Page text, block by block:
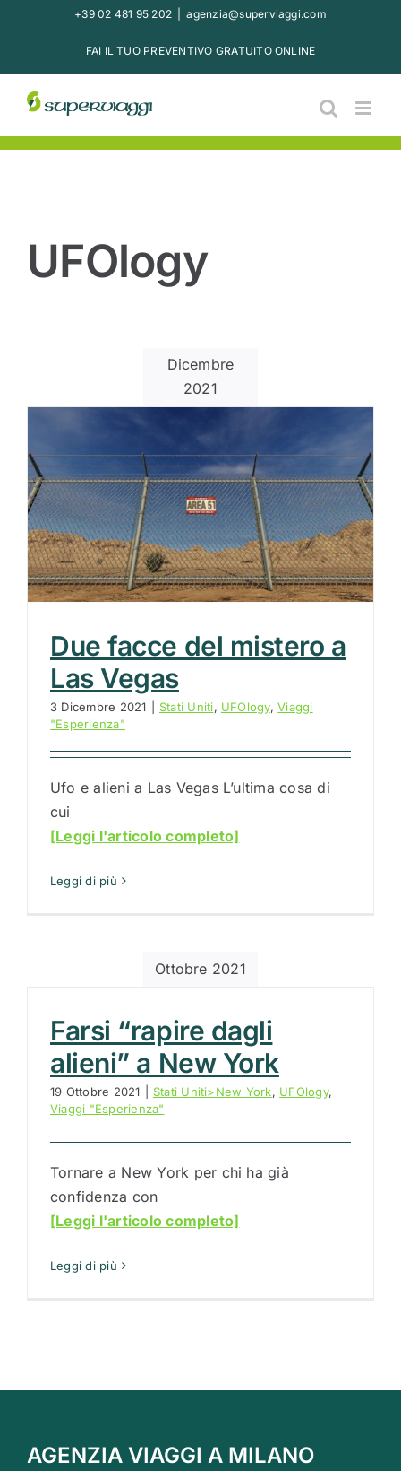
+39 02 481 95 202 agenzia@superviaggi.com
FAI IL TUO PREVENTIVO GRATUITO ONLINE
UFOlogy
Dicembre
2021
Due facce del mistero a
Las Vegas
3 Dicembre 2021 Stati Uniti, UFOlogy,Viaggi
"Esperienza"
Ufo e alieni a Las Vegas L’ultima cosa di
cui
[Leggi l'articolo completo]
Leggi di più
Ottobre 2021
Farsi “rapire dagli
alieni” a New York
19 Ottobre 2021 Stati Uniti>New York, UFOlogy,
Viaggi "Esperienza"
Tornare a New York per chi ha già
confidenza con
[Leggi l'articolo completo]
Leggi di più
AGENZIA VIAGGI A MILANO